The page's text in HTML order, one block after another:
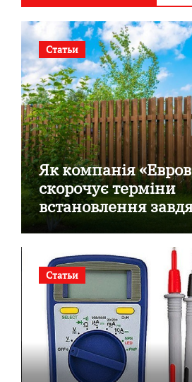
Статьи
Як компанія
скорочує терміни
встановлення
готовим секційним
Статьи